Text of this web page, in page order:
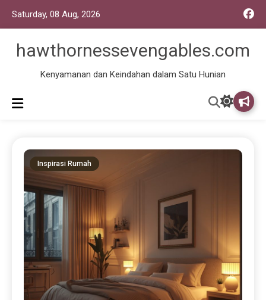
Saturday, 08 Aug, 2026
hawthornessevengables.com
Kenyamanan dan Keindahan dalam Satu Hunian
Inspirasi Rumah